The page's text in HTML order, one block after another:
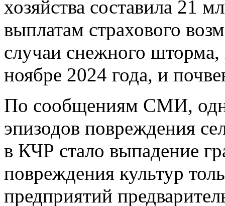
хозяйства составила 21
выплатам страхового
случаи снежного
ноябре 2024 года, и
По сообщениям СМИ,
эпизодов повреждения
в КЧР стало выпадение
повреждения культур
предприятий